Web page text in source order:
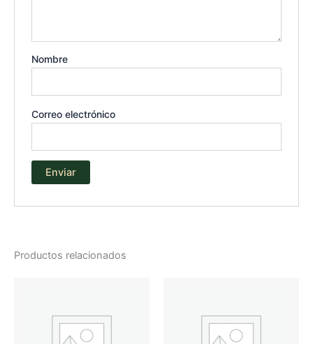
Nombre
Correo electrónico
Productos relacionados